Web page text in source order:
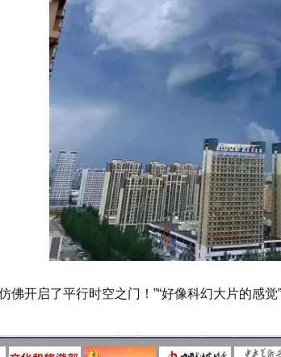
佛开启了平行时空之门！”“好像科幻大片的感觉